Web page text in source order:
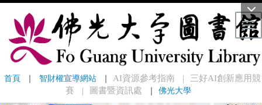
首頁 ｜ 智財權宣導網站 ｜ AI資源參考指南 ｜
三好AI創新應用競
賽
｜ 圖書暨資訊處 ｜ 佛光大學